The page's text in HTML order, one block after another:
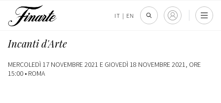
IT | EN
Incanti d'Arte
MERCOLEDÌ 17 NOVEMBRE 2021 E GIOVEDÌ 18 NOVEMBRE 2021, ORE
15:00 • ROMA